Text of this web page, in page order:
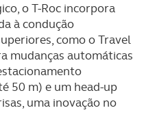
e em países terceiros.
internacionais de
apenas com o seu
afigure estritamente
a prestar.
certo tipo de Cookies e
o T-Roc incorpora
à condução
como o Travel
mudanças automáticas
50 m) e um head-up
uma inovação no